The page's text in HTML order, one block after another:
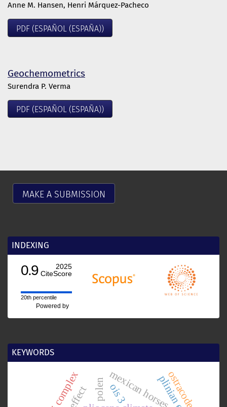
Anne M. Hansen, Henri Márquez-Pacheco
PDF (ESPAÑOL (ESPAÑA))
Geochemometrics
Surendra P. Verma
PDF (ESPAÑOL (ESPAÑA))
MAKE A SUBMISSION
INDEXING
0.9
2025
CiteScore
20th percentile
Powered by
KEYWORDS
mexican horses
ois 3 ostracode
polen